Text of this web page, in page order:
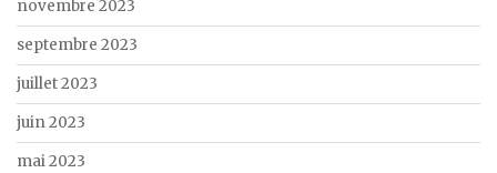
novembre 2023
septembre 2023
juillet 2023
juin 2023
mai 2023